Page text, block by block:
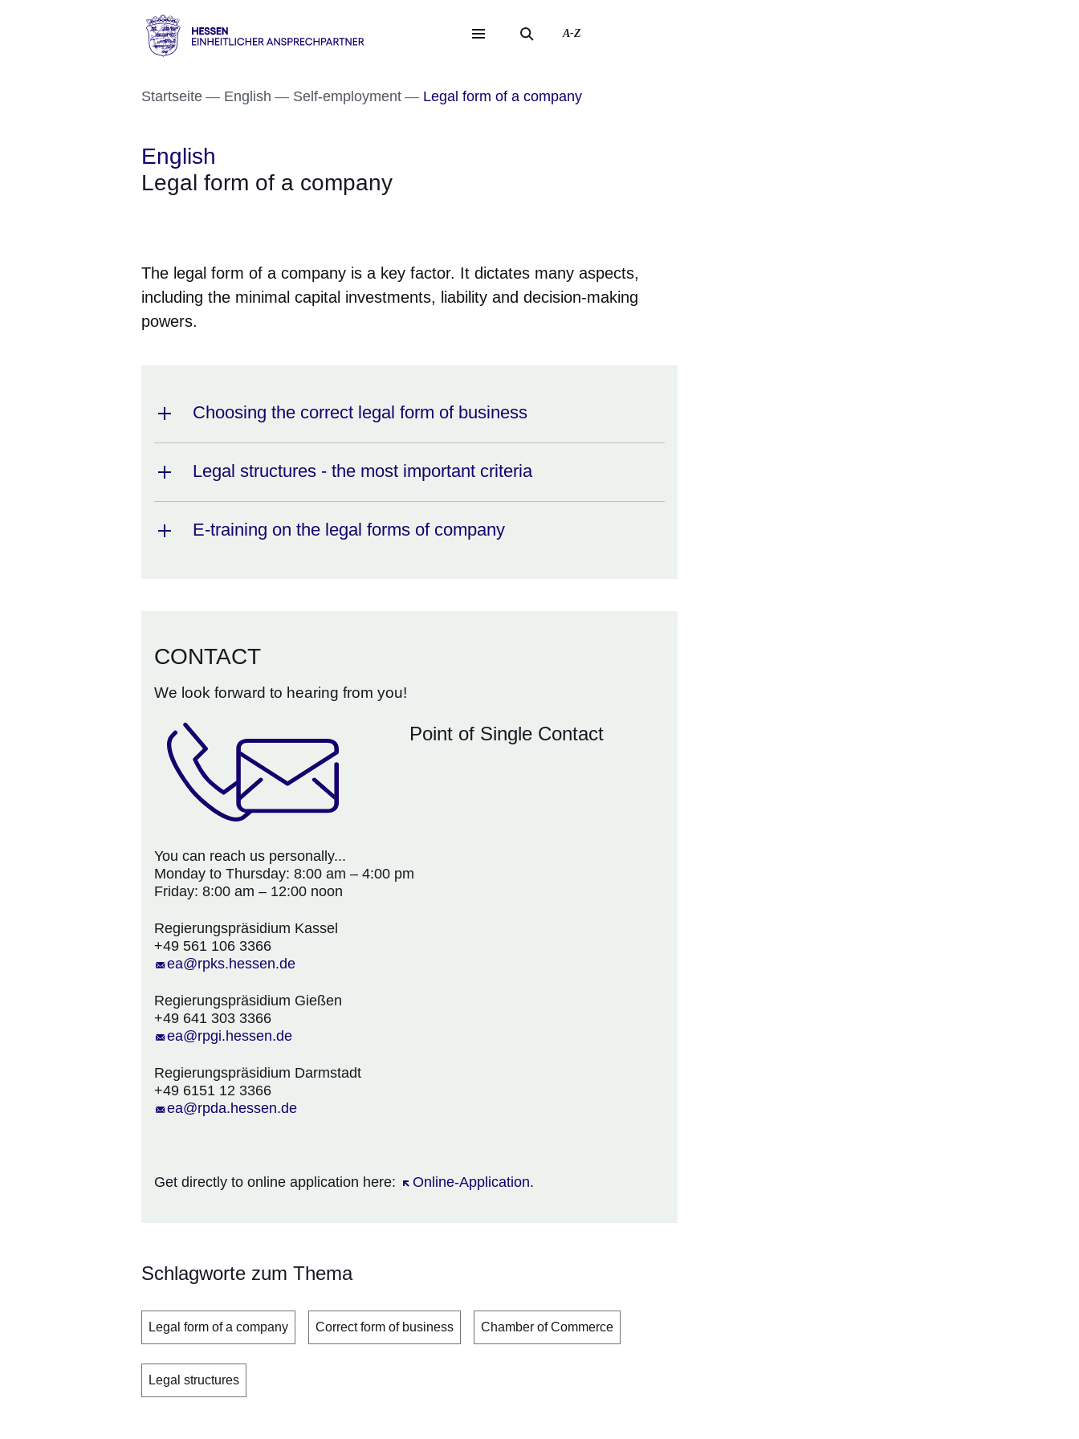
Direkt zum Kopf der Seite
Direkt zum Inhalt
Direkt zum Fuß der Seite
-
Einheitlicher
A-Z
Startseite English Self-employment Legal form of a company
English
Legal form of a company
The legal form of a company is a key factor. It dictates many aspects,
including the minimal capital investments, liability and decision-making
powers.
Choosing the correct legal form of business
Legal structures - the most important criteria
E-training on the legal forms of company
CONTACT
We look forward to hearing from you!
Point of Single Contact
You can reach us personally...
Monday to Thursday: 8:00 am – 4:00 pm
Friday: 8:00 am – 12:00 noon
Regierungspräsidium Kassel
+49 561 106 3366
ea@rpks.hessen.de
Regierungspräsidium Gießen
+49 641 303 3366
ea@rpgi.hessen.de
Regierungspräsidium Darmstadt
+49 6151 12 3366
ea@rpda.hessen.de
Get directly to online application here: Online-Application
Öffnet sich in einem neuen Fenster
.
Schlagworte zum Thema
Legal form of a company Correct form of business Chamber of Commerce
Legal structures